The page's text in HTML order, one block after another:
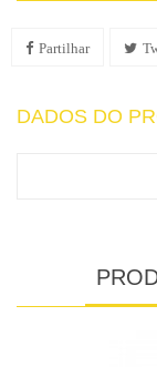
Partilhar
DADOS DO